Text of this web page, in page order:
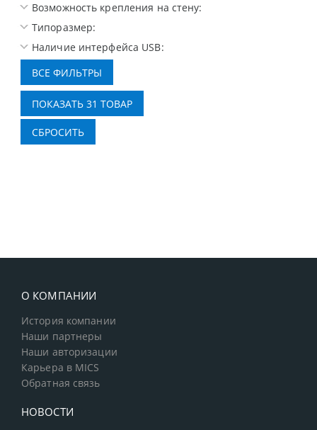
Возможность крепления на стену:
Типоразмер:
Наличие интерфейса USB:
О КОМПАНИИ
История компании
Наши партнеры
Наши авторизации
Карьера в MICS
Обратная связь
НОВОСТИ